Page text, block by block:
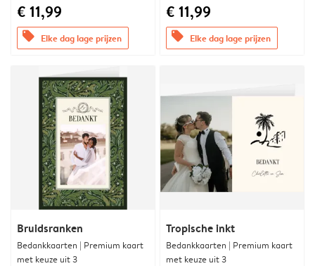
€ 11,99
offers Elke dag lage prijzen
€ 11,99
offers Elke dag lage prijzen
Bruidsranken
Bedankkaarten | Premium kaart
met keuze uit 3
Tropische inkt
Bedankkaarten | Premium kaart
met keuze uit 3